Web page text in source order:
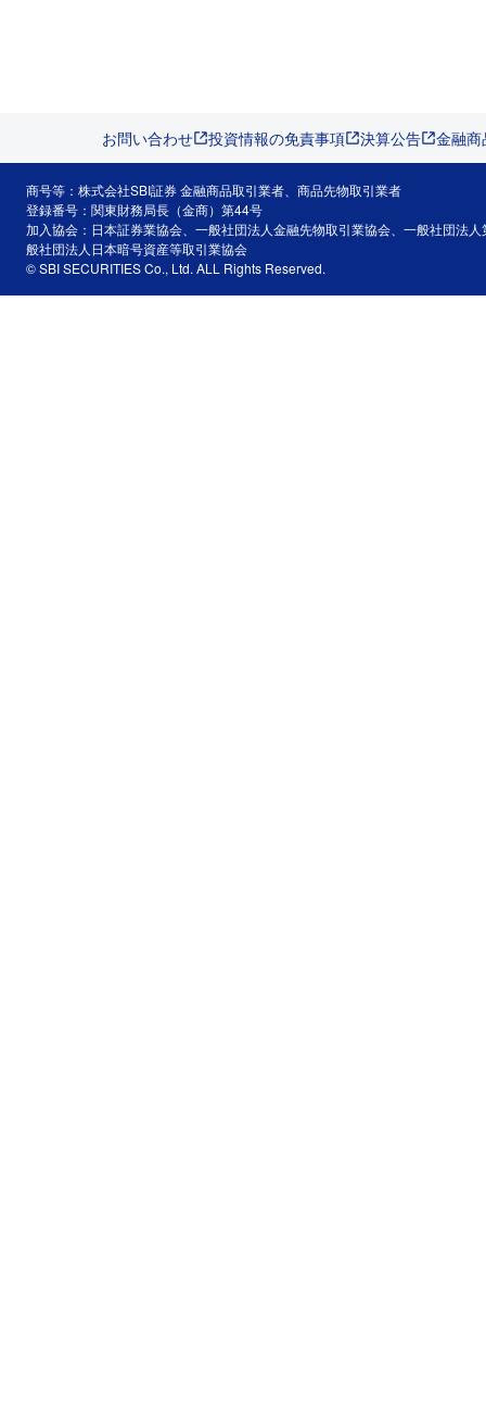
お問い合わせ 投資情報の免責事項 決算公告 金融
商号等：株式会社SBI証券 金融商品取引業者、商品先物取引業者
登録番号：関東財務局長（金商）第44号
加入協会：日本証券業協会、一般社団法人金融先物取引業協会、一般社団法
般社団法人日本暗号資産等取引業協会
© SBI SECURITIES Co., Ltd. ALL Rights Reserved.